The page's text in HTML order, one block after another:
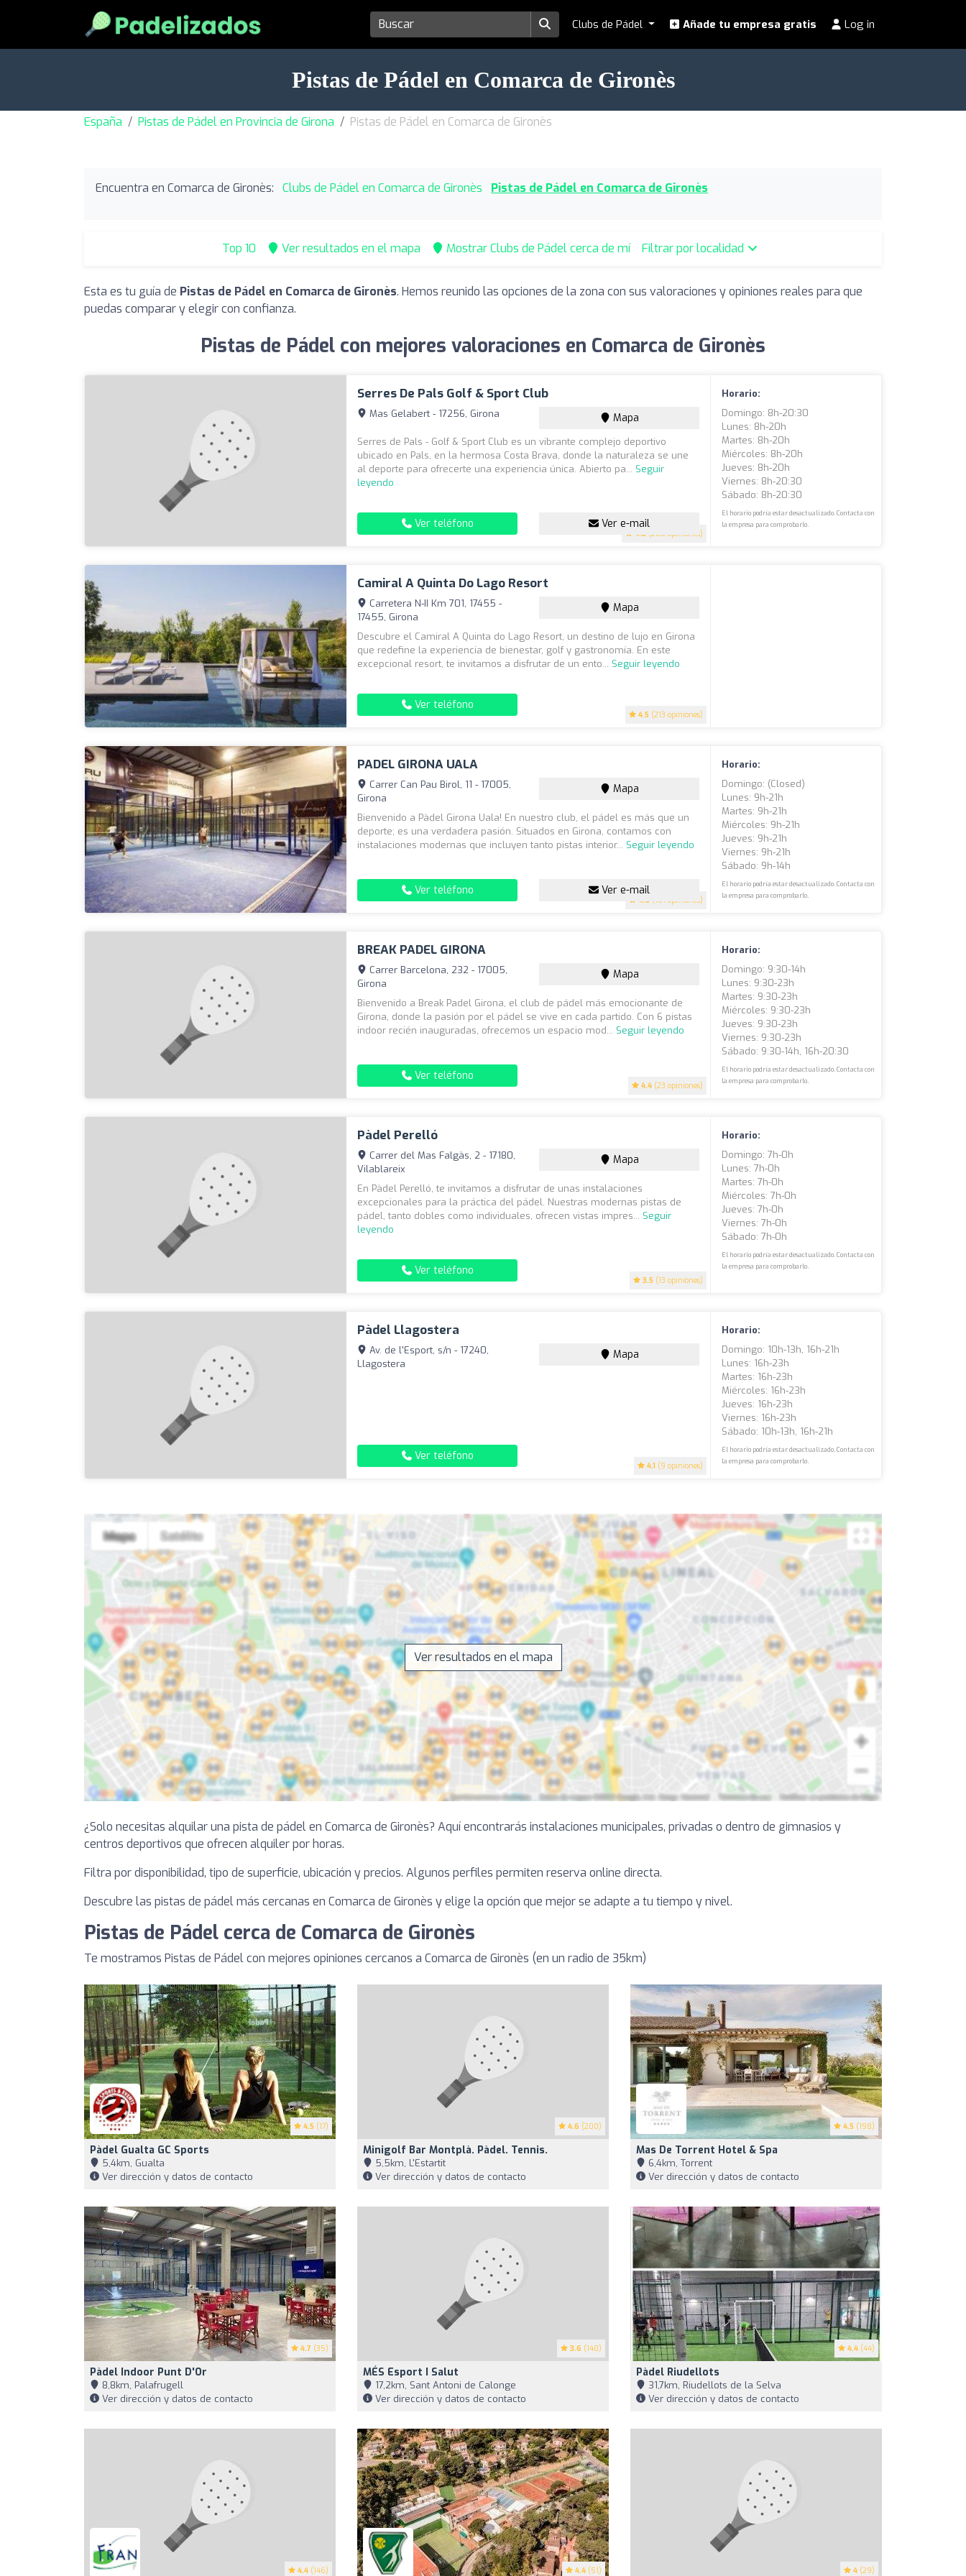
Clubs de Pádel Añade tu empresa gratis Log in
Pistas de Pádel en Comarca de Gironès
España Pistas de Pádel en Provincia de Girona Pistas de Pádel en Comarca de Gironès
Encuentra en Comarca de Gironès: Clubs de Pádel en Comarca de Gironès Pistas de Pádel en Comarca de Gironès
Top 10 Ver resultados en el mapa Mostrar Clubs de Pádel cerca de mí Filtrar por localidad
Esta es tu guía de Pistas de Pádel en Comarca de Gironès. Hemos reunido las opciones de la zona con sus valoraciones y opiniones reales para que
puedas comparar y elegir con confianza.
Pistas de Pádel con mejores valoraciones en Comarca de Gironès
Serres De Pals Golf & Sport Club
4.8 (200 opiniones)
Mas Gelabert - 17256, Girona Mapa
Serres de Pals - Golf & Sport Club es un vibrante complejo deportivo
ubicado en Pals, en la hermosa Costa Brava, donde la naturaleza se une
al deporte para ofrecerte una experiencia única. Abierto pa... Seguir
leyendo
Ver teléfono Ver e-mail
Horario:
Domingo: 8h-20:30
Lunes: 8h-20h
Martes: 8h-20h
Miércoles: 8h-20h
Jueves: 8h-20h
Viernes: 8h-20:30
Sábado: 8h-20:30
El horario podría estar desactualizado. Contacta con
la empresa para comprobarlo.
Camiral A Quinta Do Lago Resort
4.5 (213 opiniones)
Carretera N-II Km 701, 17455 -
17455, Girona
Mapa
Descubre el Camiral A Quinta do Lago Resort, un destino de lujo en Girona
que redefine la experiencia de bienestar, golf y gastronomía. En este
excepcional resort, te invitamos a disfrutar de un ento... Seguir leyendo
Ver teléfono
PADEL GIRONA UALA
4.6 (101 opiniones)
Carrer Can Pau Birol, 11 - 17005,
Girona
Mapa
Bienvenido a Pàdel Girona Uala! En nuestro club, el pádel es más que un
deporte; es una verdadera pasión. Situados en Girona, contamos con
instalaciones modernas que incluyen tanto pistas interior... Seguir leyendo
Ver teléfono Ver e-mail
Horario:
Domingo: (closed)
Lunes: 9h-21h
Martes: 9h-21h
Miércoles: 9h-21h
Jueves: 9h-21h
Viernes: 9h-21h
Sábado: 9h-14h
El horario podría estar desactualizado. Contacta con
la empresa para comprobarlo.
BREAK PADEL GIRONA
4.4 (23 opiniones)
Carrer Barcelona, 232 - 17005,
Girona
Mapa
Bienvenido a Break Padel Girona, el club de pádel más emocionante de
Girona, donde la pasión por el pádel se vive en cada partido. Con 6 pistas
indoor recién inauguradas, ofrecemos un espacio mod... Seguir leyendo
Ver teléfono
Horario:
Domingo: 9:30-14h
Lunes: 9:30-23h
Martes: 9:30-23h
Miércoles: 9:30-23h
Jueves: 9:30-23h
Viernes: 9:30-23h
Sábado: 9:30-14h, 16h-20:30
El horario podría estar desactualizado. Contacta con
la empresa para comprobarlo.
Pàdel Perelló
3.5 (13 opiniones)
Carrer del Mas Falgàs, 2 - 17180,
Vilablareix
Mapa
En Pàdel Perelló, te invitamos a disfrutar de unas instalaciones
excepcionales para la práctica del pádel. Nuestras modernas pistas de
pádel, tanto dobles como individuales, ofrecen vistas impres... Seguir
leyendo
Ver teléfono
Horario:
Domingo: 7h-0h
Lunes: 7h-0h
Martes: 7h-0h
Miércoles: 7h-0h
Jueves: 7h-0h
Viernes: 7h-0h
Sábado: 7h-0h
El horario podría estar desactualizado. Contacta con
la empresa para comprobarlo.
Pàdel Llagostera
4.1 (9 opiniones)
Av. de l'Esport, s/n - 17240,
Llagostera
Mapa
Ver teléfono
Horario:
Domingo: 10h-13h, 16h-21h
Lunes: 16h-23h
Martes: 16h-23h
Miércoles: 16h-23h
Jueves: 16h-23h
Viernes: 16h-23h
Sábado: 10h-13h, 16h-21h
El horario podría estar desactualizado. Contacta con
la empresa para comprobarlo.
Ver resultados en el mapa
¿Solo necesitas alquilar una pista de pádel en Comarca de Gironès? Aquí encontrarás instalaciones municipales, privadas o dentro de gimnasios y
centros deportivos que ofrecen alquiler por horas.
Filtra por disponibilidad, tipo de superficie, ubicación y precios. Algunos perfiles permiten reserva online directa.
Descubre las pistas de pádel más cercanas en Comarca de Gironès y elige la opción que mejor se adapte a tu tiempo y nivel.
Pistas de Pádel cerca de Comarca de Gironès
Te mostramos Pistas de Pádel con mejores opiniones cercanos a Comarca de Gironès (en un radio de 35km)
4.5 (17)
Pàdel Gualta GC Sports
5,4km, Gualta
Ver dirección y datos de contacto
4.6 (200)
Minigolf Bar Montplà. Pàdel. Tennis.
5,5km, L'Estartit
Ver dirección y datos de contacto
4.5 (198)
Mas De Torrent Hotel & Spa
6,4km, Torrent
Ver dirección y datos de contacto
4.7 (35)
Pàdel Indoor Punt D'Or
8,8km, Palafrugell
Ver dirección y datos de contacto
3.6 (140)
MÉS Esport I Salut
17,2km, Sant Antoni de Calonge
Ver dirección y datos de contacto
4.4 (44)
Pàdel Riudellots
31,7km, Riudellots de la Selva
Ver dirección y datos de contacto
4.4 (146) 4.4 (51) 4 (29)